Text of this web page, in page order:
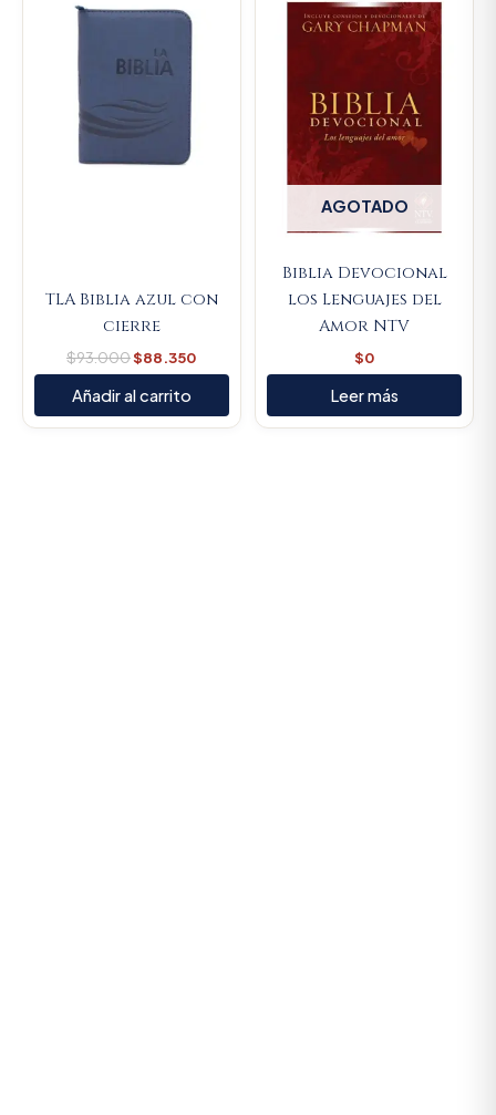
TLA Biblia azul con
cierre
$93.000$88.350
Añadir al carrito
AGOTADO
Biblia Devocional
los Lenguajes del
Amor NTV
$0
Leer más